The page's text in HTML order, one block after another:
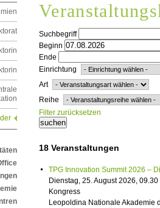
Suchbegriff
Beginn
Ende
Einrichtung
Art
Reihe
Filter zurücksetzen
18 Veranstaltungen
TPG Innovation Summit 2026 –
Dienstag, 25. August 2026,
Kongress
Leopoldina Nationale Akademie